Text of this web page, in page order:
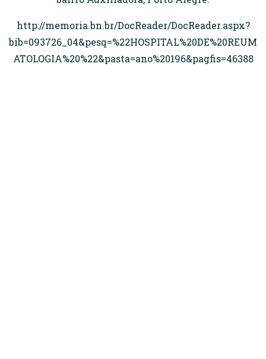
http://memoria.bn.br/DocReader/DocReader.aspx?
bib=093726_04&pesq=%22HOSPITAL%20DE%20REUM
ATOLOGIA%20%22&pasta=ano%20196&pagfis=46388